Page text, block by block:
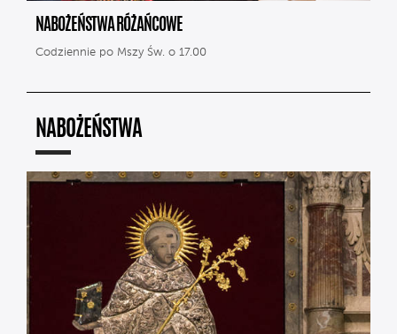
NABOŻEŃSTWA RÓŻAŃCOWE
Codziennie po Mszy Św. o 17.00
NABOŻEŃSTWA